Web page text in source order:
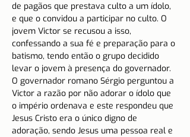
de pagãos que prestava culto a um ídolo,
e que o convidou a participar no culto. O
jovem Victor se recusou a isso,
confessando a sua fé e preparação para o
batismo, tendo então o grupo decidido
levar o jovem à presença do governador.
O governador romano Sérgio perguntou a
Victor a razão por não adorar o ídolo que
o império ordenava e este respondeu que
Jesus Cristo era o único digno de
adoração, sendo Jesus uma pessoa real e